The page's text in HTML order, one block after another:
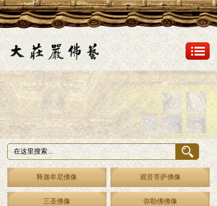
释迦牟尼佛像 观音菩萨佛像
三圣佛像 弥勒佛佛像